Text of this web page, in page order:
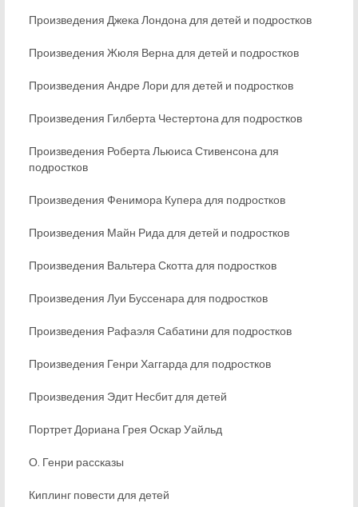
Произведения Джека Лондона для детей и подростков
Произведения Жюля Верна для детей и подростков
Произведения Андре Лори для детей и подростков
Произведения Гилберта Честертона для подростков
Произведения Роберта Льюиса Стивенсона для
подростков
Произведения Фенимора Купера для подростков
Произведения Майн Рида для детей и подростков
Произведения Вальтера Скотта для подростков
Произведения Луи Буссенара для подростков
Произведения Рафаэля Сабатини для подростков
Произведения Генри Хаггарда для подростков
Произведения Эдит Несбит для детей
Портрет Дориана Грея Оскар Уайльд
О. Генри рассказы
Киплинг повести для детей